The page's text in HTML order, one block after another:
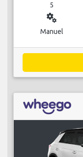
5
miscellaneous_services
Manuel